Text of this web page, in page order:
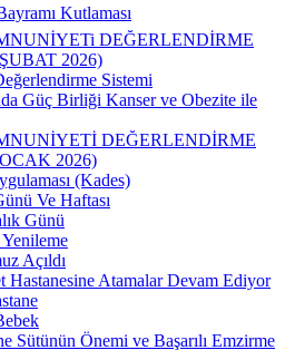
Kutlaması
DEĞERLENDİRME
2026)
Sistemi
Güç Birliği Kanser ve Obezite ile
DEĞERLENDİRME
2026)
(Kades)
Ve Haftası
Günü
Açıldı
Hastanesine Atamalar Devam Ediyor
Sütünün Önemi ve Başarılı Emzirme